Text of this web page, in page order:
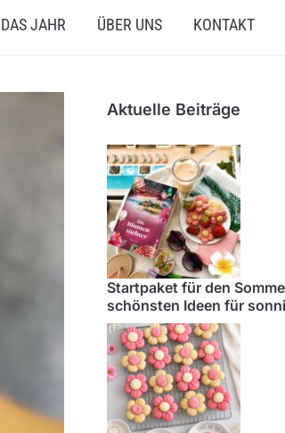
JAHR ÜBER UNS KONTAKT
Aktuelle Beiträge
Startpaket für den
schönsten Ideen für